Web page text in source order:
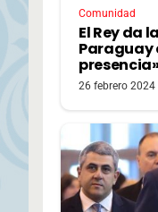
Comunidad
El Rey da
Paraguay
presencia»
26 febrero 2024